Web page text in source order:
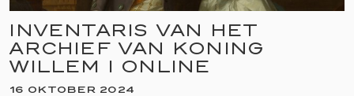
INVENTARIS VAN HET
ARCHIEF VAN KONING
WILLEM I ONLINE
16 OKTOBER 2024